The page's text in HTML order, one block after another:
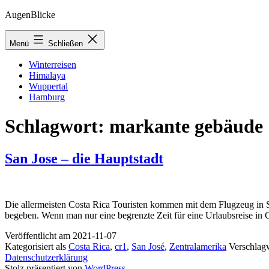
Zum
springen
AugenBlicke
Menü Schließen
Winterreisen
Himalaya
Wuppertal
Hamburg
Schlagwort: markante gebäude
San Jose – die Hauptstadt
Die allermeisten Costa Rica Touristen kommen mit dem Flugzeug
begeben. Wenn man nur eine begrenzte Zeit für eine Urlaubsreise
Veröffentlicht am 2021-11-07
Kategorisiert als Costa Rica, cr1 , San José, Zentralamerika
Datenschutzerklärung